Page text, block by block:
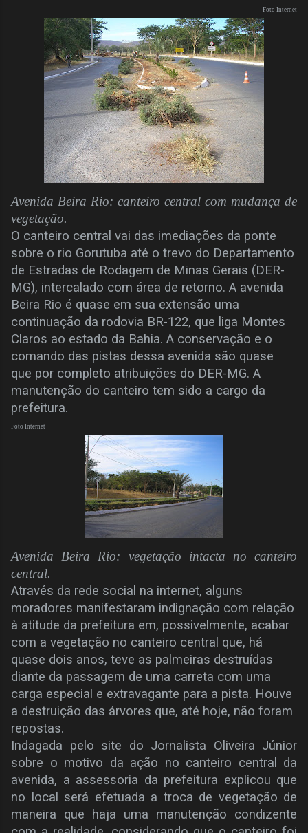
Foto Internet
Avenida Beira Rio: canteiro central com mudança de
vegetação.
O canteiro central vai das imediações da ponte
sobre o rio Gorutuba até o trevo do Departamento
de Estradas de Rodagem de Minas Gerais (DER-
MG), intercalado com área de retorno. A avenida
Beira Rio é quase em sua extensão uma
continuação da rodovia BR-122, que liga Montes
Claros ao estado da Bahia. A conservação e o
comando das pistas dessa avenida são quase
que por completo atribuições do DER-MG. A
manutenção do canteiro tem sido a cargo da
prefeitura.
Foto Internet
Avenida Beira Rio: vegetação intacta no canteiro
central.
Através da rede social na internet, alguns
moradores manifestaram indignação com relação
à atitude da prefeitura em, possivelmente, acabar
com a vegetação no canteiro central que, há
quase dois anos, teve as palmeiras destruídas
diante da passagem de uma carreta com uma
carga especial e extravagante para a pista. Houve
a destruição das árvores que, até hoje, não foram
repostas.
Indagada pelo site do Jornalista Oliveira Júnior
sobre o motivo da ação no canteiro central da
avenida, a assessoria da prefeitura explicou que
no local será efetuada a troca de vegetação de
maneira que haja uma manutenção condizente